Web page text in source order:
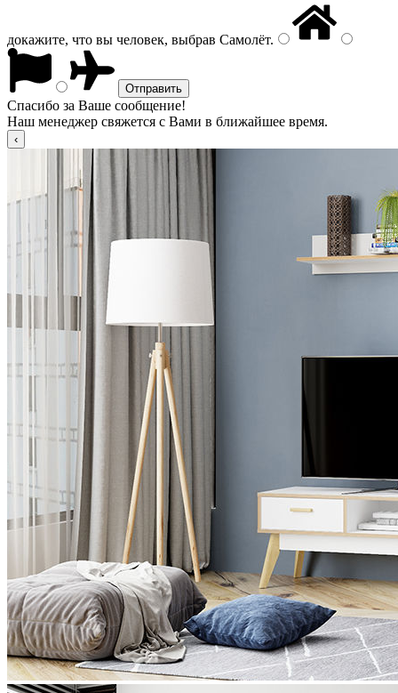
докажите, что вы человек, выбрав Самолёт.
Спасибо за Ваше сообщение!
Наш менеджер свяжется с Вами в ближайшее время.